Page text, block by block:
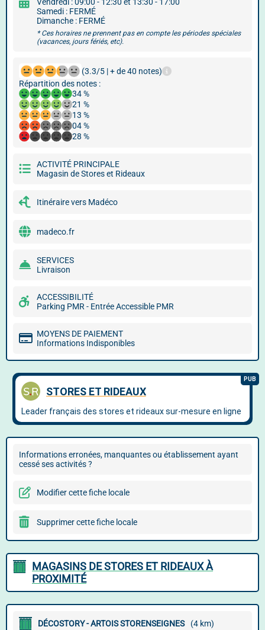
Samedi : FERMÉ
Dimanche : FERMÉ
* Ces horaires ne prennent pas en compte les périodes spéciales
(vacances, jours fériés, etc).
(3.3/5 | + de 40 notes)
Répartition des notes :
34 %
21 %
13 %
04 %
28 %
ACTIVITÉ PRINCIPALE
Magasin de Stores et Rideaux
Itinéraire vers Madéco
madeco.fr
SERVICES
Livraison
ACCESSIBILITÉ
Parking PMR - Entrée Accessible PMR
MOYENS DE PAIEMENT
Informations Indisponibles
Informations erronées, manquantes ou établissement ayant
cessé ses activités ?
Modifier cette fiche locale
Supprimer cette fiche locale
MAGASINS DE STORES ET RIDEAUX À
PROXIMITÉ
DÉCOSTORY - ARTOIS STORENSEIGNES (4 km)